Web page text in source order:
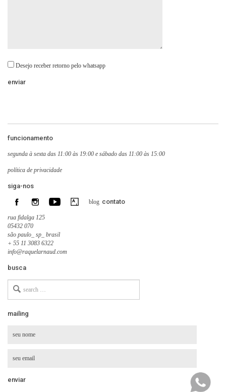
Desejo receber retorno pelo whatsapp
funcionamento
segunda à sexta das 11:00 às 19:00 e sábado das 11:00 às 15:00
política de privacidade
siga-nos
blog contato
rua fidalga 125
05432 070
são paulo_ sp_ brasil
+ 55 11 3083 6322
info@raquelarnaud.com
busca
for
mailing